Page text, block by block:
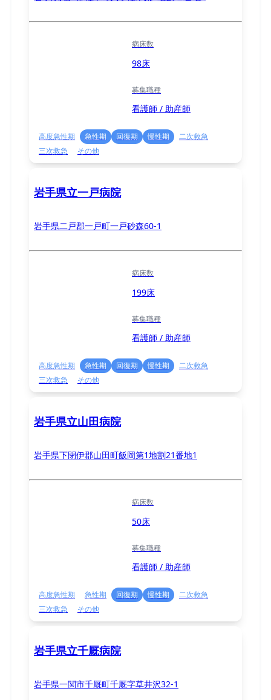
病床数
98床
募集職種
看護師 / 助産師
高度急性期 急性期 回復期 慢性期
二次救急
三次救急
その他
岩手県立一戸病院
岩手県二戸郡一戸町一戸砂森60-1
病床数
199床
募集職種
看護師 / 助産師
高度急性期 急性期 回復期 慢性期
二次救急
三次救急
その他
岩手県立山田病院
岩手県下閉伊郡山田町飯岡第1地割21番地1
病床数
50床
募集職種
看護師 / 助産師
高度急性期 急性期 回復期 慢性期
二次救急
三次救急
その他
岩手県立千厩病院
岩手県一関市千厩町千厩字草井沢32-1